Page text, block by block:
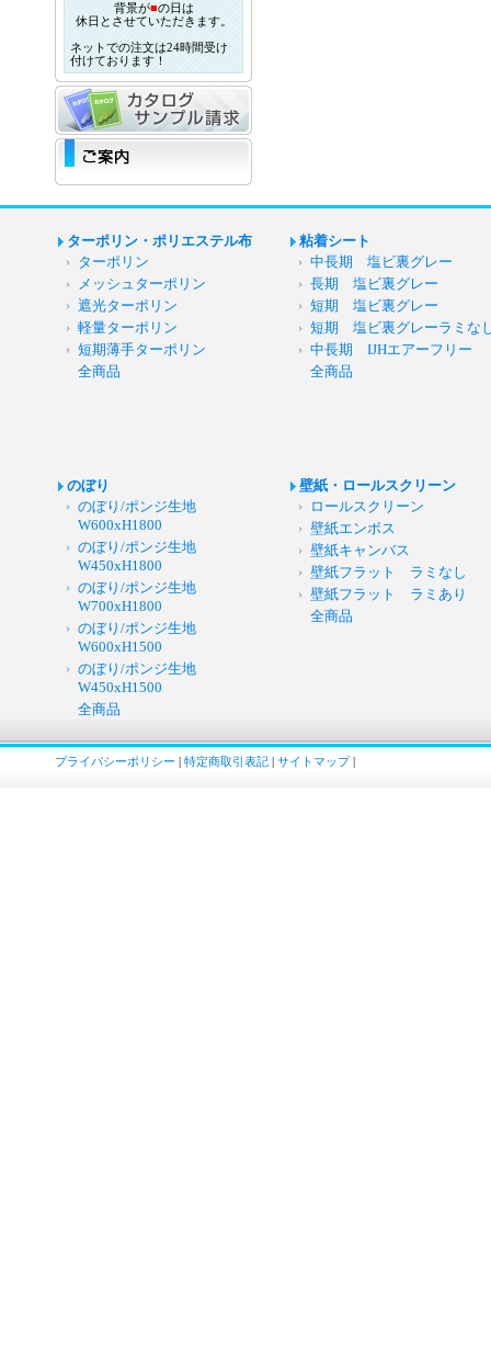
背景が■の日は
休日とさせていただきます。
ネットでの注文は24時間受け
付けております！
ターポリン・ポリエステル布
ターポリン
メッシュターポリン
遮光ターポリン
軽量ターポリン
短期薄手ターポリン
全商品
粘着シート
中長期 塩ビ裏グレー
長期 塩ビ裏グレー
短期 塩ビ裏グレー
短期 塩ビ裏グレーラミな
中長期 IJHエアーフリー
全商品
のぼり
のぼり/ポンジ生地
W600xH1800
のぼり/ポンジ生地
W450xH1800
のぼり/ポンジ生地
W700xH1800
のぼり/ポンジ生地
W600xH1500
のぼり/ポンジ生地
W450xH1500
全商品
壁紙・ロールスクリーン
ロールスクリーン
壁紙エンボス
壁紙キャンバス
壁紙フラット ラミなし
壁紙フラット ラミあり
全商品
プライバシーポリシー | 特定商取引表記 | サイトマップ|